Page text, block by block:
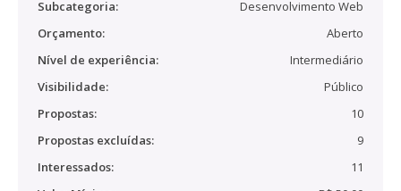
Subcategoria:
Desenvolvimento Web
Orçamento:
Aberto
Nível de experiência:
Intermediário
Visibilidade:
Público
Propostas:
10
Propostas excluídas:
9
Interessados:
11